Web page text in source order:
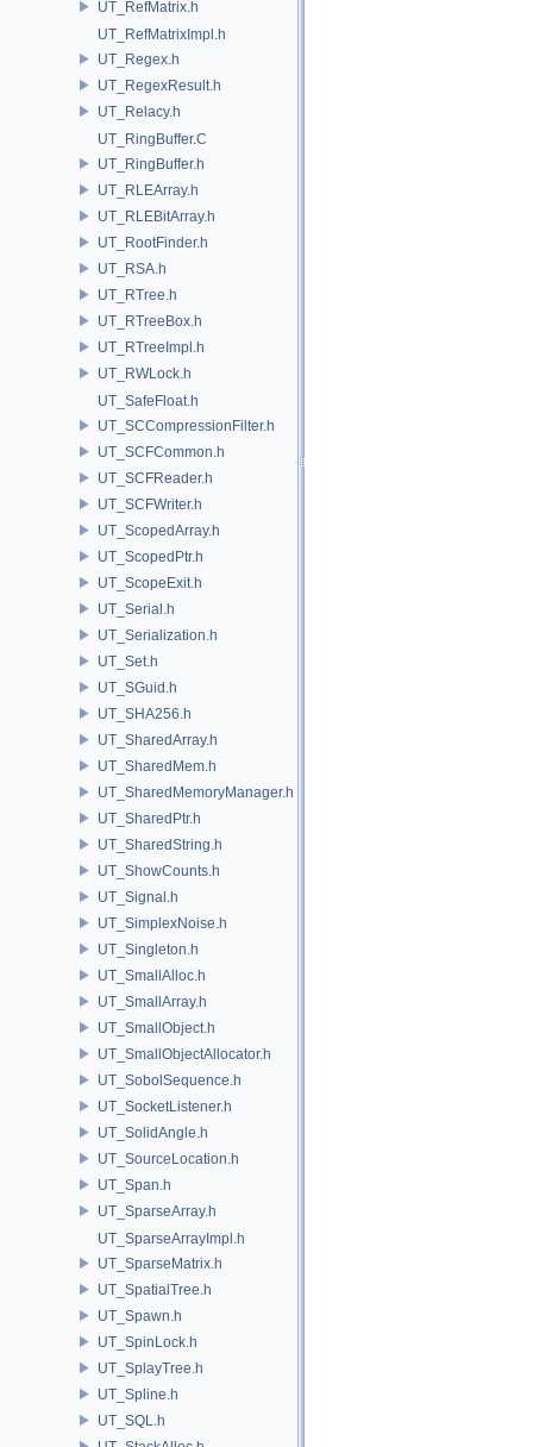
UT_RefMatrix.h
UT_RefMatrixImpl.h
UT_Regex.h
UT_RegexResult.h
UT_Relacy.h
UT_RingBuffer.C
UT_RingBuffer.h
UT_RLEArray.h
UT_RLEBitArray.h
UT_RootFinder.h
UT_RSA.h
UT_RTree.h
UT_RTreeBox.h
UT_RTreeImpl.h
UT_RWLock.h
UT_SafeFloat.h
UT_SCCompressionFilter.h
UT_SCFCommon.h
UT_SCFReader.h
UT_SCFWriter.h
UT_ScopedArray.h
UT_ScopedPtr.h
UT_ScopeExit.h
UT_Serial.h
UT_Serialization.h
UT_Set.h
UT_SGuid.h
UT_SHA256.h
UT_SharedArray.h
UT_SharedMem.h
UT_SharedMemoryManager.h
UT_SharedPtr.h
UT_SharedString.h
UT_ShowCounts.h
UT_Signal.h
UT_SimplexNoise.h
UT_Singleton.h
UT_SmallAlloc.h
UT_SmallArray.h
UT_SmallObject.h
UT_SmallObjectAllocator.h
UT_SobolSequence.h
UT_SocketListener.h
UT_SolidAngle.h
UT_SourceLocation.h
UT_Span.h
UT_SparseArray.h
UT_SparseArrayImpl.h
UT_SparseMatrix.h
UT_SpatialTree.h
UT_Spawn.h
UT_SpinLock.h
UT_SplayTree.h
UT_Spline.h
UT_SQL.h